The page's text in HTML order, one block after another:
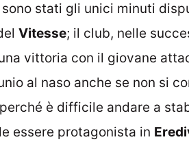
sono stati gli unici minuti
Vitesse; il club, nelle
vittoria con il giovane
al naso anche se non si
è difficile andare a
essere protagonista in